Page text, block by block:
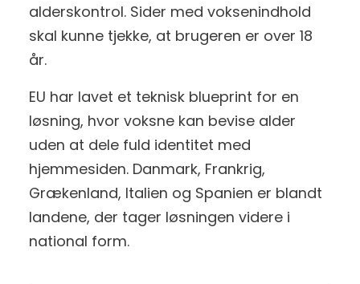
alderskontrol. Sider med voksenindhold
skal kunne tjekke, at brugeren er over 18
år.
EU har lavet et teknisk blueprint for en
løsning, hvor voksne kan bevise alder
uden at dele fuld identitet med
hjemmesiden. Danmark, Frankrig,
Grækenland, Italien og Spanien er blandt
landene, der tager løsningen videre i
national form.